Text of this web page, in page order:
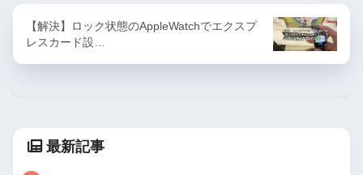
【解決】ロック状態のAppleWatchでエクスプ
レスカード設…
最新記事